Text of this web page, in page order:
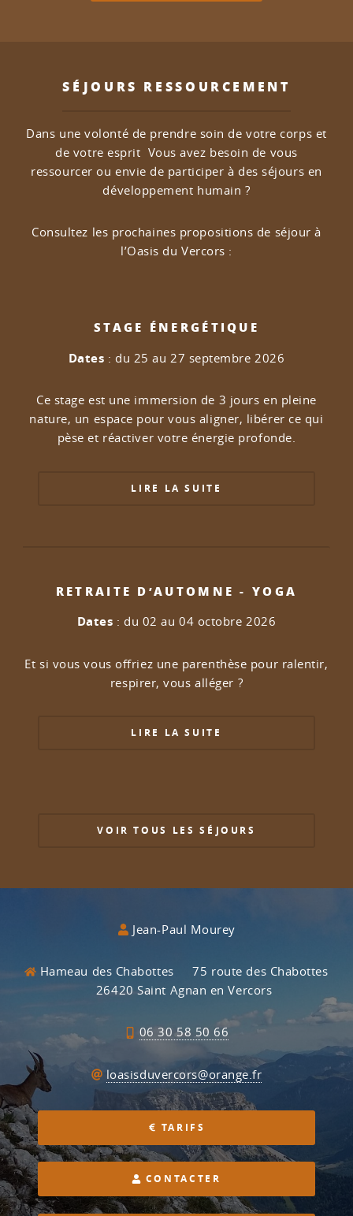
SÉJOURS RESSOURCEMENT
Dans une volonté de prendre soin de votre corps et
de votre esprit Vous avez besoin de vous
ressourcer ou envie de participer à des séjours en
développement humain ?
Consultez les prochaines propositions de séjour à
l’Oasis du Vercors :
STAGE ÉNERGÉTIQUE
Dates : du 25 au 27 septembre 2026
Ce stage est une immersion de 3 jours en pleine
nature, un espace pour vous aligner, libérer ce qui
pèse et réactiver votre énergie profonde.
LIRE LA SUITE
RETRAITE D’AUTOMNE - YOGA
Dates : du 02 au 04 octobre 2026
Et si vous vous offriez une parenthèse pour ralentir,
respirer, vous alléger ?
LIRE LA SUITE
VOIR TOUS LES SÉJOURS
Jean-Paul Mourey
Hameau des Chabottes
75 route des Chabottes
26420 Saint Agnan en Vercors
06 30 58 50 66
loasisduvercors@orange.fr
TARIFS
CONTACTER